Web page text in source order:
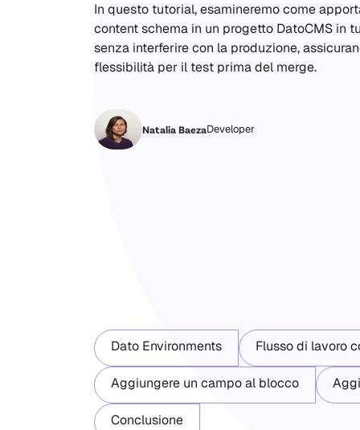
In questo tutorial, esamineremo come
content schema in un progetto DatoCMS in
senza interferire con la produzione,
flessibilità per il test prima del merge.
Natalia BaezaDeveloper
Dato Environments Flusso di lavoro
Aggiungere un campo al blocco
Conclusione